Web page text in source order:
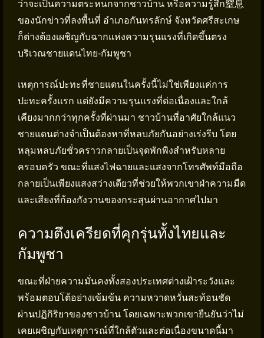
ว่าจะเป็นความตระหนกจากชาวบ้าน หรือความรู้สึก窒息
ของนักข่าวที่ลงพื้นที่ อำเภอกันทรลักษ์ จังหวัดศรีสะเกษ
ก็ต่างต้องเผชิญกับฉากแห่งความรุนแรงที่เกิดขึ้นตรง
บริเวณชายแดนไทย-กัมพูชา
เหตุการณ์ปะทะที่ชายแดนในครั้งนี้ไม่ใช่เพียงแค่การ
ปะทะครั้งแรก แต่ยังมีความรุนแรงที่ต่อเนื่องและใกล้
เคียงมากกว่าทุกครั้งที่ผ่านมา ชาวบ้านที่อาศัยใกล้แนว
ชายแดนต่างจำเป็นต้องหาที่หลบภัยกันอย่างเร่งรีบ โดย
หลุมหลบภัยชั่วคราวกลายเป็นจุดพักพิงสำหรับหลาย
ครอบครัว ขณะที่แสงไฟฉายและแสงจากโทรศัพท์มือถือ
กลายเป็นเพียงแสงสว่างเดียวที่ช่วยให้พวกเขาฝ่าความมืด
และเสียงที่ก้องกังวานของกระสุนผ่านอากาศไปมา
ความตึงเครียดที่คุกรุ่นทั้งไทยและ
กัมพูชา
ขณะที่ฝ่ายความมั่นคงทั้งสองประเทศต่างเฝ้าระวังและ
พร้อมตอบโต้อย่างเข้มข้น ความหวาดหวั่นสะท้อนชัด
ผ่านปฏิกิริยาของชาวบ้าน โดยเฉพาะพวกเขายืนยันว่าไม่
เคยเผชิญกับเหตุการณ์ที่ใกล้ตัวและต่อเนื่องขนาดนี้มา